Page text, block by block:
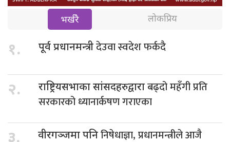
भर्खरै लोकप्रिय
१. पूर्व प्रधानमन्त्रीदेउवा स्वदेश फर्कदै
२. राष्ट्रियसभाका सांसदहरुद्वाराबढ्दो महँगी प्रति
सरकारको ध्यानार्कषण गराएका
वीरगञ्जमा पनिनिषेधाज्ञा, प्रधानमन्त्रीले आजै